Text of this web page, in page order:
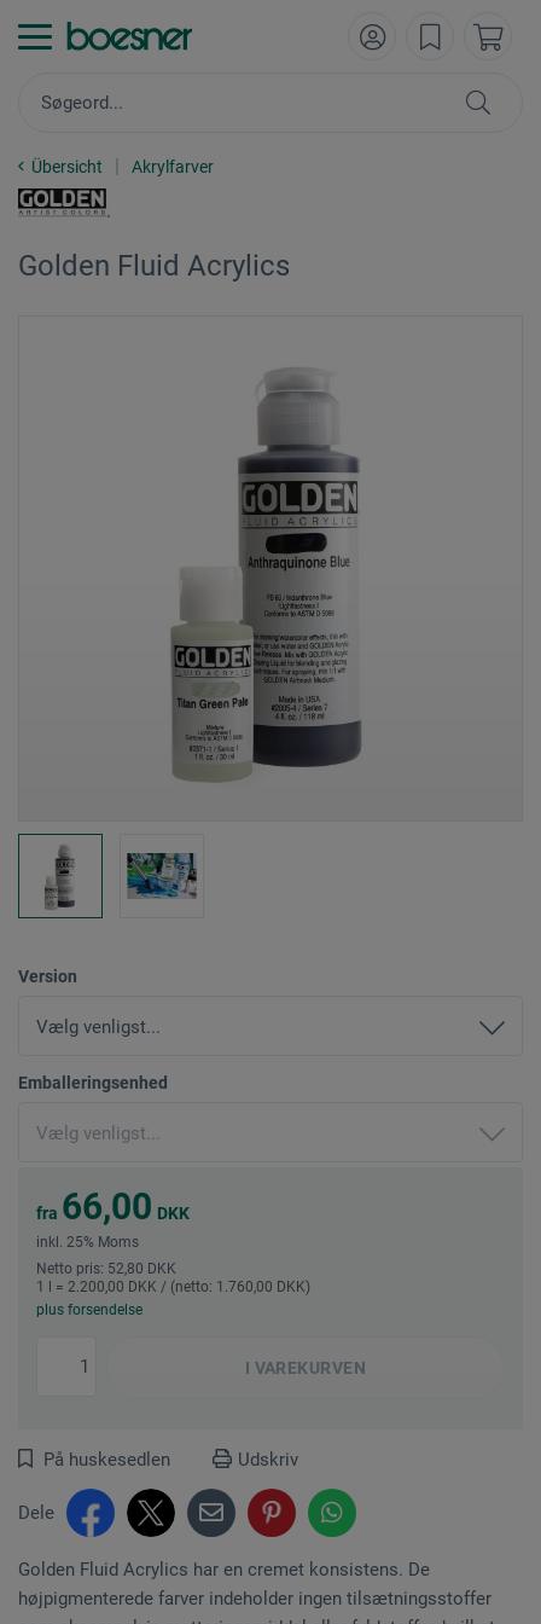
Übersicht Akrylfarver
Golden Fluid Acrylics
Version
Emballeringsenhed
fra 66,00 DKK
inkl. 25% Moms
Netto pris: 52,80 DKK
1 l = 2.200,00 DKK / (netto: 1.760,00 DKK)
plus forsendelse
I VAREKURVEN
På huskesedlen Udskriv
Dele
Golden Fluid Acrylics har en cremet konsistens. De
højpigmenterede farver indeholder ingen tilsætningsstoffer